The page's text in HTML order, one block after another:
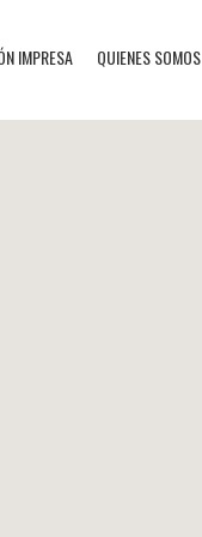
IMPRESA QUIENES SOMOS